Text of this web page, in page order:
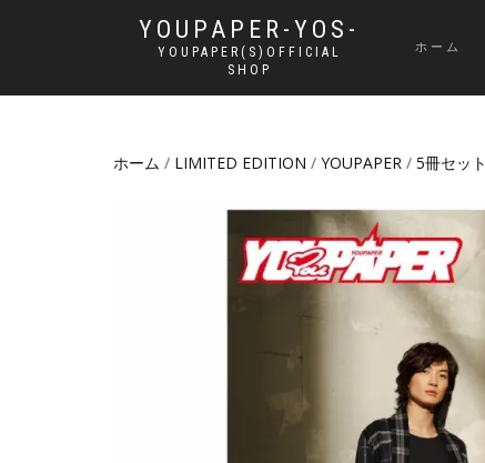
YOUPAPER-YOS-
YOUPAPER(S)OFFICIAL
SHOP
ホーム
ホーム / LIMITED EDITION / YOUPAPER / 5冊セット